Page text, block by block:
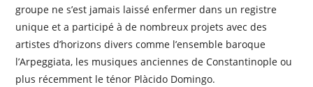
groupe ne s’est jamais laissé enfermer dans un registre
unique et a participé à de nombreux projets avec des
artistes d’horizons divers comme l’ensemble baroque
l’Arpeggiata, les musiques anciennes de Constantinople ou
plus récemment le ténor Plàcido Domingo.